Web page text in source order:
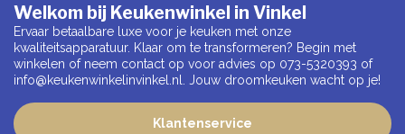
Welkom bij Keukenwinkel in Vinkel
Ervaar betaalbare luxe voor je keuken met onze
kwaliteitsapparatuur. Klaar om te transformeren? Begin met
winkelen of neem contact op voor advies op 073-5320393 of
info@keukenwinkelinvinkel.nl
. Jouw droomkeuken wacht op je!
Klantenservice